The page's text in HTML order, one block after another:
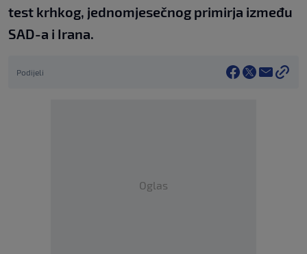
test krhkog, jednomjesečnog primirja između
SAD-a i Irana.
Podijeli
Oglas